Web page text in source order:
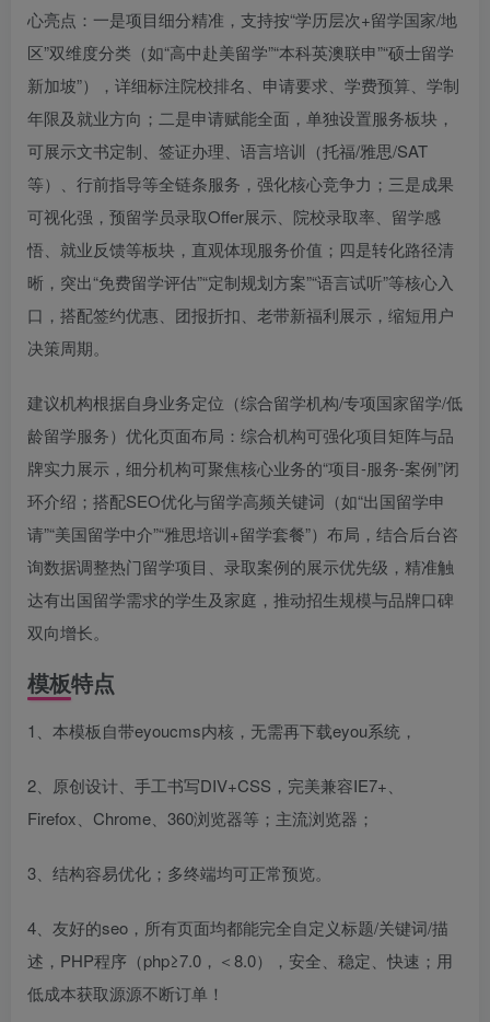
心亮点：一是项目细分精准，支持按“学历层次+留学国家/地
区”双维度分类（如“高中赴美留学”“本科英澳联申”“硕士留学
新加坡”），详细标注院校排名、申请要求、学费预算、学制
年限及就业方向；二是申请赋能全面，单独设置服务板块，
可展示文书定制、签证办理、语言培训（托福/雅思/SAT
等）、行前指导等全链条服务，强化核心竞争力；三是成果
可视化强，预留学员录取Offer展示、院校录取率、留学感
悟、就业反馈等板块，直观体现服务价值；四是转化路径清
晰，突出“免费留学评估”“定制规划方案”“语言试听”等核心入
口，搭配签约优惠、团报折扣、老带新福利展示，缩短用户
决策周期。
建议机构根据自身业务定位（综合留学机构/专项国家留学/低
龄留学服务）优化页面布局：综合机构可强化项目矩阵与品
牌实力展示，细分机构可聚焦核心业务的“项目-服务-案例”闭
环介绍；搭配SEO优化与留学高频关键词（如“出国留学申
请”“美国留学中介”“雅思培训+留学套餐”）布局，结合后台咨
询数据调整热门留学项目、录取案例的展示优先级，精准触
达有出国留学需求的学生及家庭，推动招生规模与品牌口碑
双向增长。
模板特点
1、本模板自带eyoucms内核，无需再下载eyou系统，
2、原创设计、手工书写DIV+CSS，完美兼容IE7+、
Firefox、Chrome、360浏览器等；主流浏览器；
3、结构容易优化；多终端均可正常预览。
4、友好的seo，所有页面均都能完全自定义标题/关键词/描
述，PHP程序（php≥7.0，＜8.0），安全、稳定、快速；用
低成本获取源源不断订单！